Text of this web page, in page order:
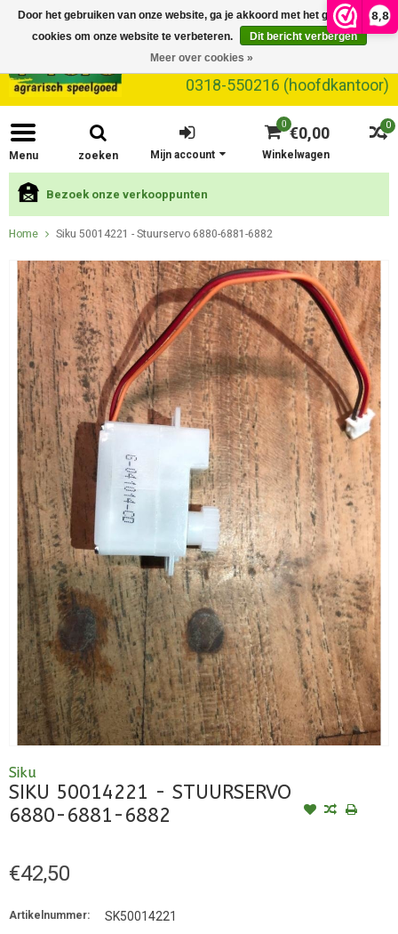
8,8
0318-550216 (hoofdkantoor)
Menu zoeken
0
0 €0,00
Winkelwagen
Mijn account
Bezoek onze verkooppunten
Home Siku 50014221 - Stuurservo 6880-6881-6882
Siku
SIKU 50014221 - STUURSERVO
6880-6881-6882
€42,50
Artikelnummer: SK50014221
Door het gebruiken van onze website, ga je akkoord met het gebruik van
cookies om onze website te verbeteren.
Dit bericht verbergen
Meer over cookies »